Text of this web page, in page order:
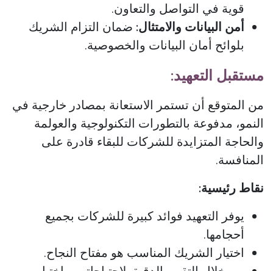
قوية في التواصل والتعاون.
أمن البيانات والامتثال: ضمان التزام الشريك
بلوائح أمان البيانات والخصوصية.
مستقبل التعهيد:
من المتوقع أن تستمر الاستعانة بمصادر خارجية في
النمو، مدفوعة بالتطورات التكنولوجية والعولمة
والحاجة المتزايدة للشركات للبقاء قادرة على
المنافسة.
نقاط رئيسية:
يوفر التعهيد فوائد كبيرة للشركات بجميع
أحجامها.
اختيار الشريك المناسب هو مفتاح النجاح.